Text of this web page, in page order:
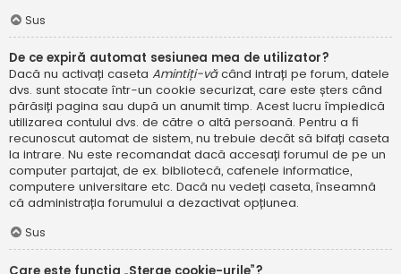
Sus
De ce expiră automat sesiunea mea de utilizator?
Dacă nu activați caseta Amintiți-văcând intrați pe forum, datele
dvs. sunt stocate într-un cookie securizat, care este șters când
părăsiți pagina sau după un anumit timp. Acest lucru împiedică
utilizarea contului dvs. de către o altă persoană. Pentru a fi
recunoscut automat de sistem, nu trebuie decât să bifați caseta
la intrare. Nu este recomandat dacă accesați forumul de pe un
computer partajat, de ex. bibliotecă, cafenele informatice,
computere universitare etc. Dacă nu vedeți caseta, înseamnă
că administrația forumului a dezactivat opțiunea.
Sus
Care este funcția „Șterge cookie-urile”?